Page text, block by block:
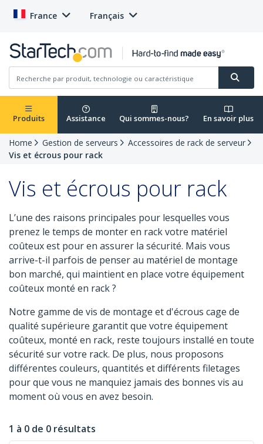
France Français
Produits Assistance Qui sommes-nous? En savoir plus
Home Gestion de serveurs
Accessoires de rack de serveur
Vis et écrous pour rack
Vis et écrous pour rack
L’une des raisons principales pour lesquelles vous
prenez le temps de monter en rack votre matériel
coûteux est pour en assurer la sécurité. Mais vous
arrive-t-il parfois de penser au matériel de montage
bon marché, qui maintient en place votre équipement
coûteux monté en rack ?
Notre gamme de vis de montage et d'écrous cage de
qualité supérieure garantit que votre équipement
coûteux, monté en rack, reste toujours installé en toute
sécurité sur votre rack. De plus, nous proposons
différentes couleurs, quantités et différents filetages
pour que vous ne manquiez jamais des bonnes vis au
moment où vous en avez besoin.
1 à 0 de 0 résultats